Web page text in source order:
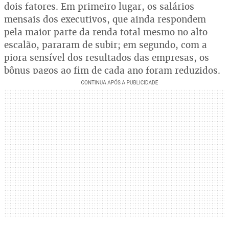
dois fatores. Em primeiro lugar, os salários
mensais dos executivos, que ainda respondem
pela maior parte da renda total mesmo no alto
escalão, pararam de subir; em segundo, com a
piora sensível dos resultados das empresas, os
bônus pagos ao fim de cada ano foram reduzidos.